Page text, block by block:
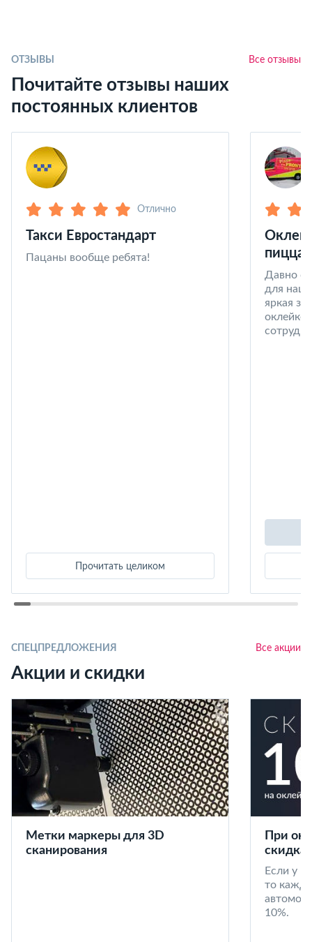
ОТЗЫВЫ Все отзывы
Почитайте отзывы наших
постоянных клиентов
Отлично
Такси Евростандарт
Пацаны вообще ребята!
Прочитать целиком
пицца
Давно
для
яркая
оклейке
СПЕЦПРЕДЛОЖЕНИЯ Все акции
Акции и скидки
Метки маркеры для 3D
сканирования
При
скидка
Если у
то
10%.